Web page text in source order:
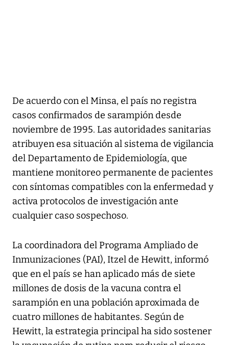
De acuerdo con el Minsa, el país no registra
casos confirmados de sarampión desde
noviembre de 1995. Las autoridades sanitarias
atribuyen esa situación al sistema de vigilancia
del Departamento de Epidemiología, que
mantiene monitoreo permanente de pacientes
con síntomas compatibles con la enfermedad y
activa protocolos de investigación ante
cualquier caso sospechoso.
La coordinadora del Programa Ampliado de
Inmunizaciones (PAI), Itzel de Hewitt, informó
que en el país se han aplicado más de siete
millones de dosis de la vacuna contra el
sarampión en una población aproximada de
cuatro millones de habitantes. Según de
Hewitt, la estrategia principal ha sido sostener